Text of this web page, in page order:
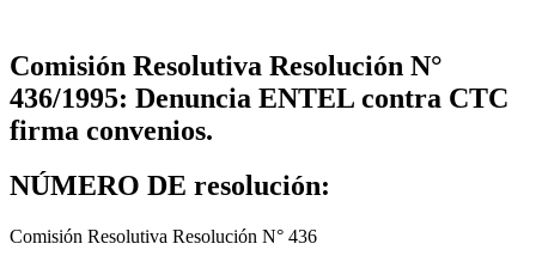
Comisión Resolutiva Resolución N°
436/1995: Denuncia ENTEL contra CTC
firma convenios.
NÚMERO DE resolución:
Comisión Resolutiva Resolución N° 436